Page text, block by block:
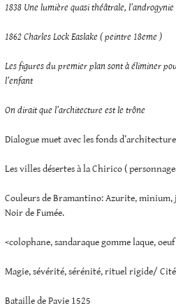
1838 Une lumière quasi théâtrale,
1862 Charles Lock Easlake ( peintre 18eme )
Les figures du premier plan sont à éliminer
l’enfant
On dirait que l’architecture est le trône
Dialogue muet avec les fonds
Les villes désertes à la Chirico (
Couleurs de Bramantino: Azurite, minium,
Noir de Fumée.
<colophane, sandaraque gomme laque, oeuf
Magie, sévérité, sérénité, rituel rigide/
Bataille de Pavie 1525